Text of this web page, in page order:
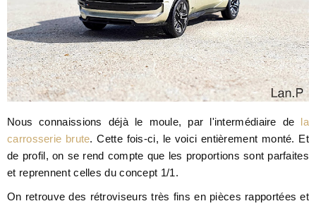
Nous connaissions déjà le moule, par l'intermédiaire de la
carrosserie brute. Cette fois-ci, le voici entièrement monté. Et
de profil, on se rend compte que les proportions sont parfaites
et reprennent celles du concept 1/1.
On retrouve des rétroviseurs très fins en pièces rapportées et